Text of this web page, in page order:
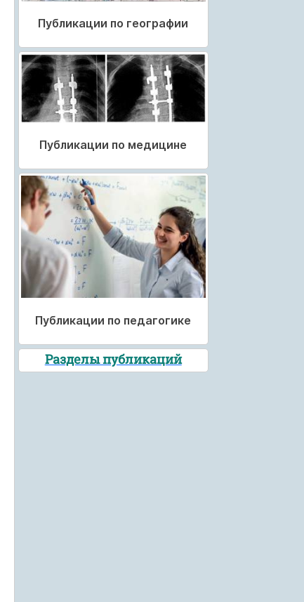
Публикации по географии
Публикации по медицине
Публикации по педагогике
Разделы публикаций